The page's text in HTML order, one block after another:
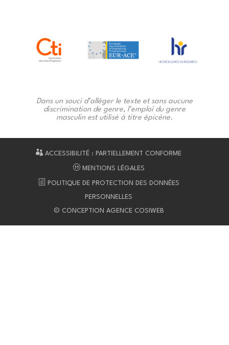
Dans un souci d’alléger le texte et sans aucune
discrimination de genre, l’emploi du genre
masculin est utilisé à titre épicène.
ACCESSIBILITÉ : PARTIELLEMENT CONFORME
MENTIONS LÉGALES
POLITIQUE DE PROTECTION DES DONNÉES
PERSONNELLES
© CONCEPTION AGENCE COSIWEB